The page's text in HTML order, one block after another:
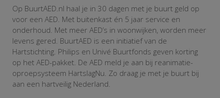
Op BuurtAED.nl haal je in 30 dagen met je buurt geld op
voor een AED. Met buitenkast én 5 jaar service en
onderhoud. Met meer AED’s in woonwijken, worden meer
levens gered. BuurtAED is een initiatief van de
Hartstichting. Philips en Univé Buurtfonds geven korting
op het AED-pakket. De AED meld je aan bij reanimatie-
oproepsysteem HartslagNu. Zo draag je met je buurt bij
aan een hartveilig Nederland.